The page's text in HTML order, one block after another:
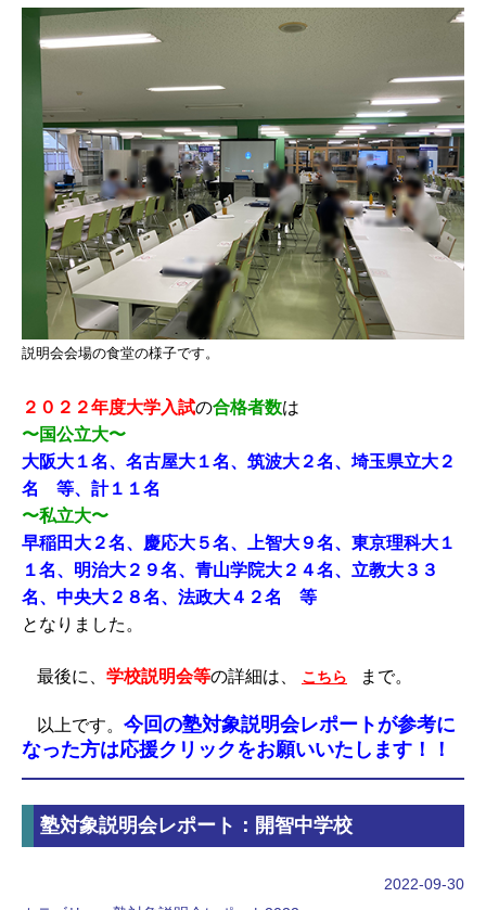
説明会会場の食堂の様子です。
２０２２年度大学入試の合格者数は
〜国公立大〜
大阪大１名、名古屋大１名、筑波大２名、埼玉県立大２
名 等、計１１名
〜私立大〜
早稲田大２名、慶応大５名、上智大９名、東京理科大１
１名、明治大２９名、青山学院大２４名、立教大３３
名、中央大２８名、法政大４２名 等
となりました。
最後に、 学校説明会等の詳細は、 こちら まで。
以上です。 今回の塾対象説明会レポートが参考に
なった方は応援クリックをお願いいたします！！
塾対象説明会レポート：開智中学校
2022-09-30